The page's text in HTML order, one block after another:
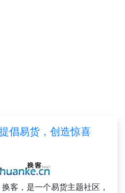
倡易货，创造惊喜
客，是一个易货主题社区，